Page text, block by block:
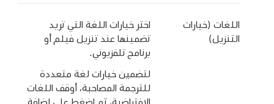
اللغات (خيارات
التنزيل)
اختر خيارات اللغة التي تريد
تضمينها عند تنزيل فيلم أو
برنامج تلفزيوني.
لتضمين خيارات لغة متعددة
للترجمة المصاحبة، أوقف اللغات
الافتراضية، ثم اضغط على إضافة